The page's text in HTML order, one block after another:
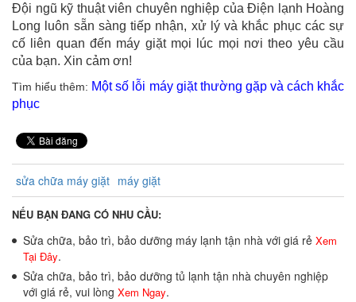
Đội ngũ kỹ thuật viên chuyên nghiệp của Điện lạnh Hoàng
Long luôn sẵn sàng tiếp nhận, xử lý và khắc phục các sự
cố liên quan đến máy giặt mọi lúc mọi nơi theo yêu cầu
của bạn. Xin cảm ơn!
Tìm hiểu thêm: Một số lỗi máy giặt thường gặp và cách khắc
phục
sửa chữa máy giặt máy giặt
NẾU BẠN ĐANG CÓ NHU CẦU:
Sửa chữa, bảo trì, bảo dưỡng máy lạnh tận nhà với giá rẻ Xem
Tại Đây.
Sửa chữa, bảo trì, bảo dưỡng tủ lạnh tận nhà chuyên nghiệp
với giá rẻ, vui lòng Xem Ngay.